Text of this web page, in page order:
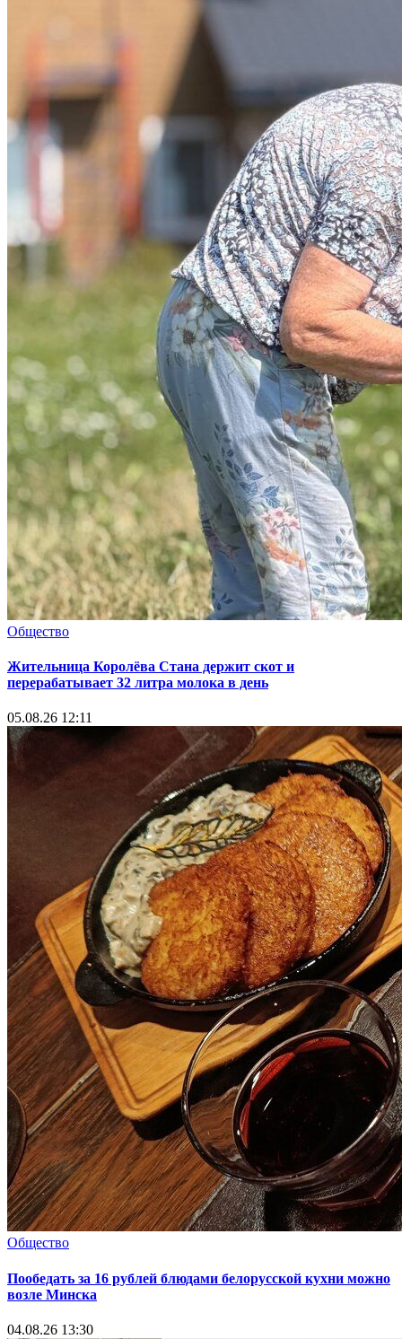
Общество
Жительница Королёва Стана держит скот и
перерабатывает 32 литра молока в день
05.08.26 12:11
Общество
Пообедать за 16 рублей блюдами белорусской кухни можно
возле Минска
04.08.26 13:30